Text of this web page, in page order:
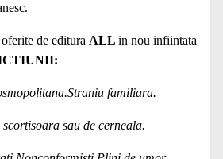
de editura ALL in nou infiintata
familiara.
sau de cerneala.